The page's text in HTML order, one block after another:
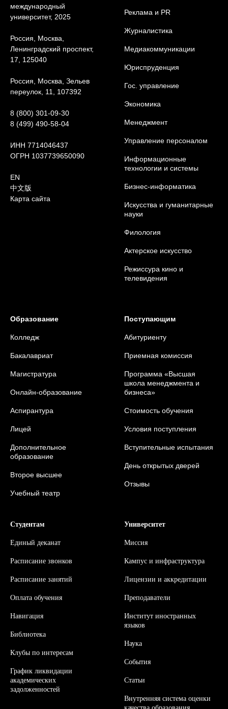
международный
университет, 2025
Россия, Москва,
Ленинградский проспект,
17, 125040
Россия, Москва, Зельев
переулок, 11, 107392
8 (800) 301-09-30
8 (499) 490-58-04
ИНН 7714046437
ОГРН 1037739650090
EN
中文版
Карта сайта
Реклама и PR
Журналистика
Медиакоммуникации
Юриcпруденция
Гос. управление
Экономика
Менеджмент
Управление персоналом
Информационные
технологии и системы
Бизнес-информатика
Искусства и гуманитарные
науки
Филология
Актерское искусство
Режиссура кино и
телевидения
Образование
Колледж
Бакалавриат
Магистратура
Онлайн-образование
Аспирантура
Лицей
Дополнительное
образование
Второе высшее
Учебный театр
Поступающим
Абитуриенту
Приемная комиссия
Программа «Высшая
школа менеджмента и
бизнеса»
Стоимость обучения
Условия поступления
Вступительные испытания
День открытых дверей
Отзывы
Студентам
Единый деканат
Расписание звонков
Расписание занятий
Оплата обучения
Навигация
Библиотека
Клубы по интересам
График ликвидации
академических
задолженностей
Университет
Миссия
Кампус и инфраструктура
Лицензии и аккредитации
Преподаватели
Институт иностранных
языков
Наука
События
Статьи
Внутренняя система оценки